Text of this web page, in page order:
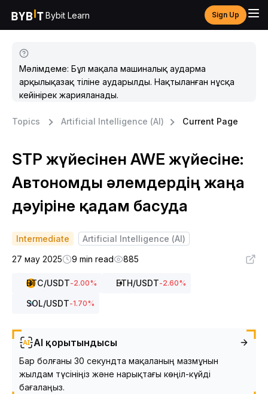
Bybit Learn Sign Up
Мәлімдеме: Бұл мақала машиналық аударма
арқылықазақ тіліне аударылды. Нақтыланған нұсқа
кейінірек жарияланады.
Topics Artificial Intelligence (AI) Current Page
STP жүйесінен AWE жүйесіне:
Автономды әлемдердің жаңа
дәуіріне қадам басуда
Intermediate
Artificial Intelligence (AI)
27 мау 2025
9 min read 885
BTC/USDT-2.00% ETH/USDT-2.60%
SOL/USDT-1.70%
AI қорытындысы
Бар болғаны 30 секундта мақаланың мазмұнын
жылдам түсініңіз және нарықтағы көңіл-күйді
бағалаңыз.